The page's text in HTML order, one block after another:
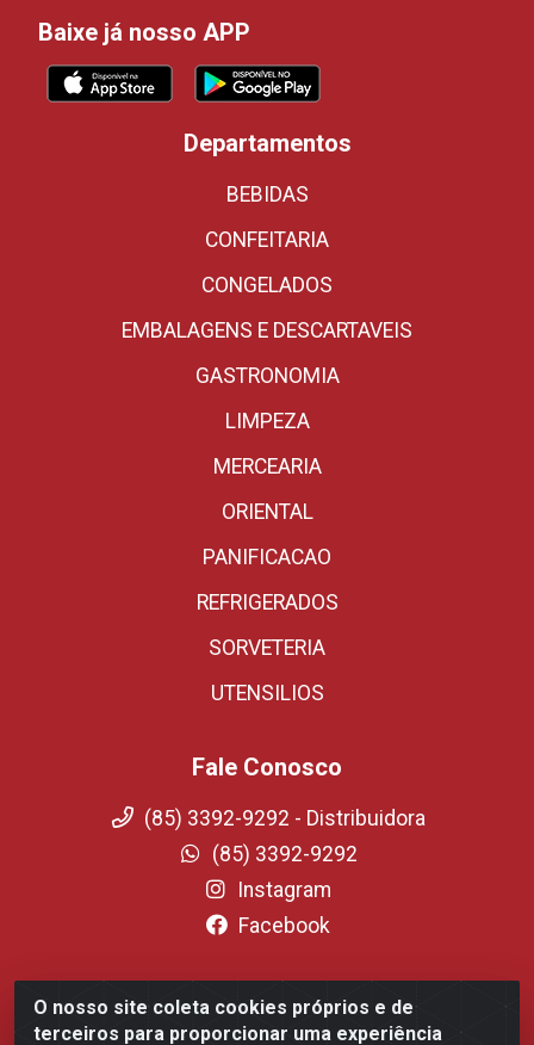
O nosso site coleta cookies próprios e de
terceiros para proporcionar uma experiência
Baixe já nosso APP
Departamentos
BEBIDAS
CONFEITARIA
CONGELADOS
EMBALAGENS E DESCARTAVEIS
GASTRONOMIA
LIMPEZA
MERCEARIA
ORIENTAL
PANIFICACAO
REFRIGERADOS
SORVETERIA
UTENSILIOS
Fale Conosco
(85) 3392-9292 - Distribuidora
(85) 3392-9292
Instagram
Facebook
Fortali Distribuidora de Alimentos LTDA - Avenida